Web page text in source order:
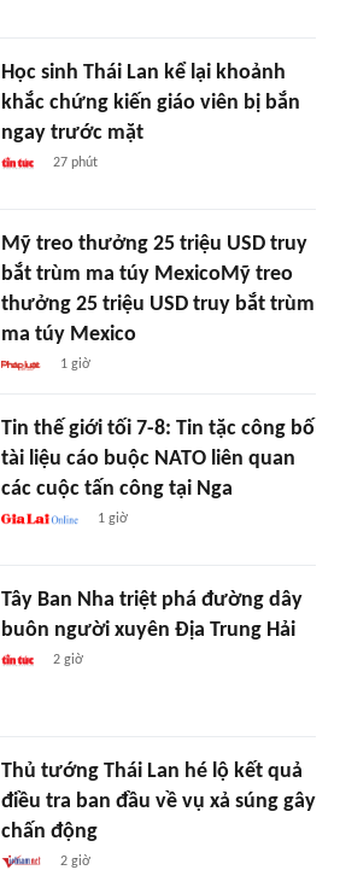
Học sinh Thái Lan kể lại khoảnh
khắc chứng kiến giáo viên bị bắn
ngay trước mặt
27 phút
Mỹ treo thưởng 25 triệu USD truy
bắt trùm ma túy MexicoMỹ treo
thưởng 25 triệu USD truy bắt trùm
ma túy Mexico
1 giờ
Tin thế giới tối 7-8: Tin tặc công bố
tài liệu cáo buộc NATO liên quan
các cuộc tấn công tại Nga
1 giờ
Tây Ban Nha triệt phá đường dây
buôn người xuyên Địa Trung Hải
2 giờ
Thủ tướng Thái Lan hé lộ kết quả
điều tra ban đầu về vụ xả súng gây
chấn động
2 giờ